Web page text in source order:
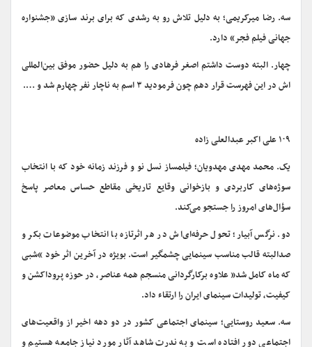
سه. رضا میرکریمی؛ به دلیل تلاش رو به رشدی که برای برند سازی «جشنواره
جهانی فیلم فجر» دارد.
چهار. البته دوست داشتم اصغر فرهادی را هم به دلیل حضور موفق بین‌المللی
اش در این فهرست قرار دهم چون فرمودید ۳ اسم به ناچار نفر چهارم شد و ….
۱۰۹ علی اکبر عبدالعلی زاده
یک. محمد مهدی مهدویان؛ فیلمساز نسل نو و فرزند زمانه خود که با انتخاب
سوژه‌های کاربردی و بازخوانی وقایع تاریخی مقاطع حساس معاصر پاسخ
سؤال‌های امروز را جستجو می‌کند.
دو. نرگس آبیار؛ تحول حرفه‌ای‌اش در هر اثرتازه با انتخاب موضوعات بکر و
صدالبته قالب مناسب سینمایی چشمگیر است. بویژه در آخرین اثر خود “شبی
که ماه کامل شد” علاوه برکارگردانی منسجم همه عناصر، در حوزه پروداکشن و
کیفیت، تولیدات سینمای ایران را ارتقاء داد.
سه. سعید روستایی؛ سینمای اجتماعی کشور در دو دهه اخیر از واقعیت‌های
اجتماعی دور افتاده است و به ندرت شاهد آثار مورد نیاز جامعه هستیم و